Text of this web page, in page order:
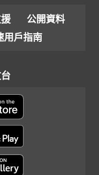
公開資料
用戶指南